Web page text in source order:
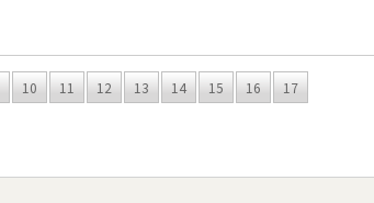
10 11 12 13 14 15 16
17